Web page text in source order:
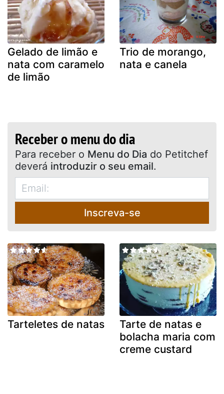
Gelado de limão e
nata com caramelo
de limão
Trio de morango,
nata e canela
Receber o menu do dia
Para receber o Menu do Dia do Petitchef
deverá introduzir o seu email.
Inscreva-se
Tarteletes de natas
Tarte de natas e
bolacha maria com
creme custard